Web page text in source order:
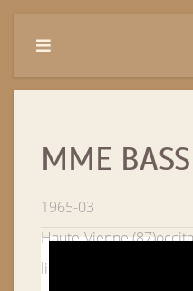
MME
1965-03
Haute-Vienne (87)
limousin